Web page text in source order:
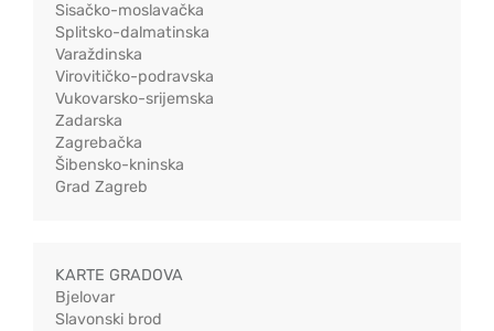
Sisačko-moslavačka
Splitsko-dalmatinska
Varaždinska
Virovitičko-podravska
Vukovarsko-srijemska
Zadarska
Zagrebačka
Šibensko-kninska
Grad Zagreb
KARTE GRADOVA
Bjelovar
Slavonski brod